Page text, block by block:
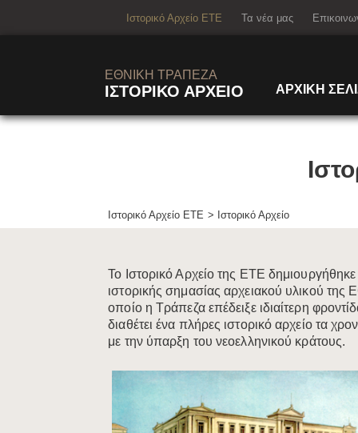
menu1-
Ιστορικό Αρχείο ΕΤΕ Τα νέα μας
ΕΘΝΙΚΗ ΤΡΑΠΕΖΑ
ΙΣΤΟΡΙΚΟ ΑΡΧΕΙΟ ΑΡΧΙΚΗ
Ιστορικό Αρχείο ΕΤΕ Ιστορικό Αρχείο
​​​​​​​​​​Το Ιστορικό Αρχείο της ΕΤΕ
ιστορικής σημασίας αρχειακού υλικού της
οποίο η Τράπεζα επέδειξε ιδιαίτερη
διαθέτει ένα πλήρες ιστορικό αρχείο τα
με την ύπαρξη του νεοελληνικού κράτους.​